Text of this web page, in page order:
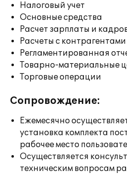
Налоговый учет
Основные средства
Расчет зарплаты и
Расчеты с контрагентами
Регламентированная
Товарно-материальные
Торговые операции
Сопровождение:
Ежемесячно
установка комплекта
рабочее место
Осуществляется
техническим вопросам